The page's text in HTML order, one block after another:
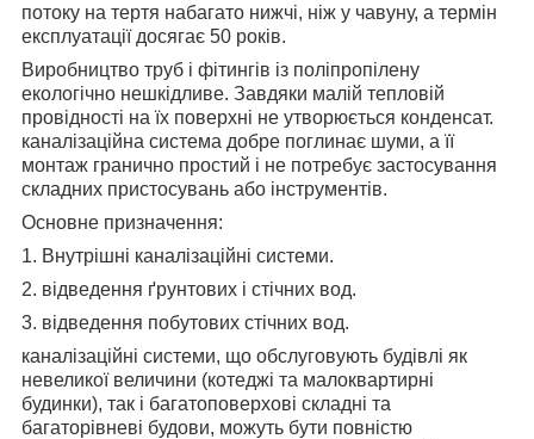
потоку на тертя набагато нижчі, ніж у чавуну, а термін
експлуатації досягає 50 років.
Виробництво труб і фітингів із поліпропілену
екологічно нешкідливе. Завдяки малій тепловій
провідності на їх поверхні не утворюється конденсат.
каналізаційна система добре поглинає шуми, а її
монтаж гранично простий і не потребує застосування
складних пристосувань або інструментів.
Основне призначення:
1. Внутрішні каналізаційні системи.
2. відведення ґрунтових і стічних вод.
3. відведення побутових стічних вод.
каналізаційні системи, що обслуговують будівлі як
невеликої величини (котеджі та малоквартирні
будинки), так і багатоповерхові складні та
багаторівневі будови, можуть бути повністю